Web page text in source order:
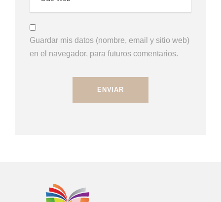
Guardar mis datos (nombre, email y sitio web)
en el navegador, para futuros comentarios.